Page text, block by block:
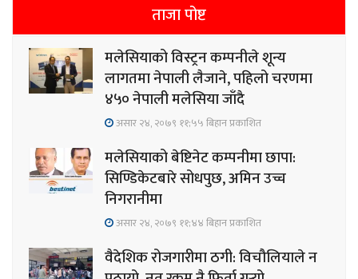
ताजा पोष्ट
मलेसियाको विस्ट्रन कम्पनीले शून्य
लागतमा नेपाली लैजाने, पहिलो चरणमा
४५० नेपाली मलेसिया जाँदै
असार २४, २०७९ ११;५५ बिहान प्रकाशित
मलेसियाको बेष्टिनेट कम्पनीमा छापा:
सिण्डिकेटबारे सोधपुछ, अमिन उच्च
निगरानीमा
असार २४, २०७९ ११;४४ बिहान प्रकाशित
वैदेशिक रोजगारीमा ठगी: विचौलियाले न